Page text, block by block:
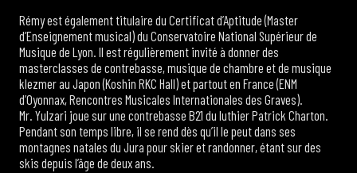
Rémy est également titulaire du Certificat d’Aptitude (Master
d’Enseignement musical) du Conservatoire National Supérieur de
Musique de Lyon. Il est régulièrement invité à donner des
masterclasses de contrebasse, musique de chambre et de musique
klezmer au Japon (Koshin RKC Hall) et partout en France (ENM
d’Oyonnax, Rencontres Musicales Internationales des Graves).
Mr. Yulzari joue sur une contrebasse B21 du luthier Patrick Charton.
Pendant son temps libre, il se rend dès qu’il le peut dans ses
montagnes natales du Jura pour skier et randonner, étant sur des
skis depuis l’âge de deux ans.